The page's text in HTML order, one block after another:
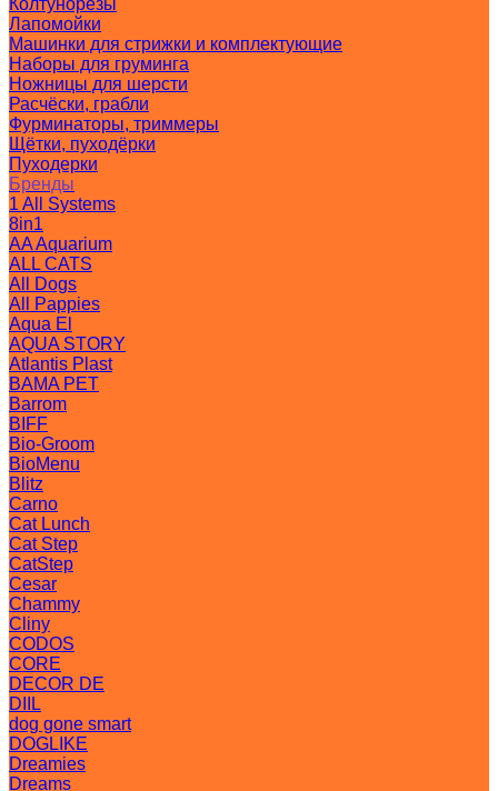
Колтунорезы
Лапомойки
Машинки для стрижки и комплектующие
Наборы для груминга
Ножницы для шерсти
Расчёски, грабли
Фурминаторы, триммеры
Щётки, пуходёрки
Пуходерки
Бренды
1 All Systems
8in1
AA Aquarium
ALL CATS
All Dogs
All Pappies
Aqua El
AQUA STORY
Atlantis Plast
BAMA PET
Barrom
BIFF
Bio-Groom
BioMenu
Blitz
Carno
Cat Lunch
Cat Step
CatStep
Cesar
Chammy
Cliny
CODOS
CORE
DECOR DE
DIIL
dog gone smart
DOGLIKE
Dreamies
Dreams